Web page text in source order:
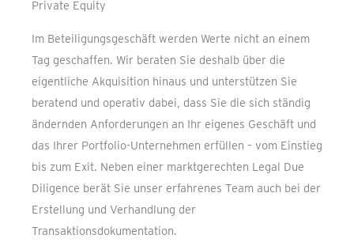
Private Equity
Im Beteiligungsgeschäft werden Werte nicht an einem
Tag geschaffen. Wir beraten Sie deshalb über die
eigentliche Akquisition hinaus und unterstützen Sie
beratend und operativ dabei, dass Sie die sich ständig
ändernden Anforderungen an Ihr eigenes Geschäft und
das Ihrer Portfolio-Unternehmen erfüllen – vom Einstieg
bis zum Exit. Neben einer marktgerechten Legal Due
Diligence berät Sie unser erfahrenes Team auch bei der
Erstellung und Verhandlung der
Transaktionsdokumentation.